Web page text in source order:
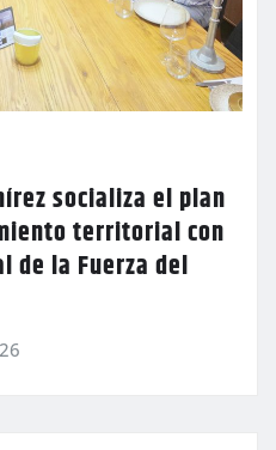
socializa el plan
territorial con
de la Fuerza del